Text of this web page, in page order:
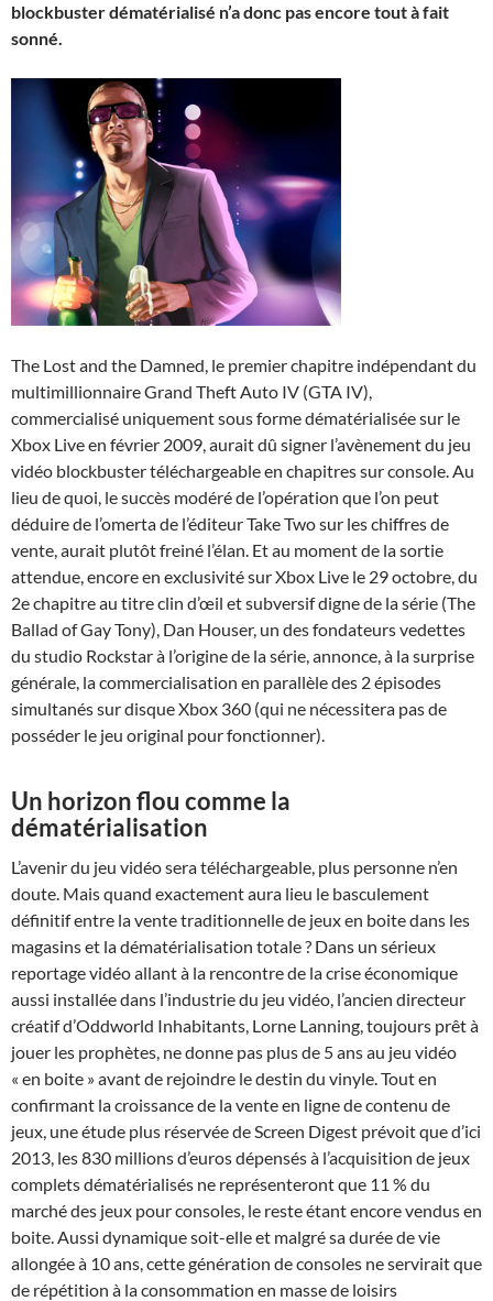
blockbuster dématérialisé n’a donc pas encore tout à fait
sonné.
The Lost and the Damned, le premier chapitre indépendant du
multimillionnaire Grand Theft Auto IV (GTA IV),
commercialisé uniquement sous forme dématérialisée sur le
Xbox Live en février 2009, aurait dû signer l’avènement du jeu
vidéo blockbuster téléchargeable en chapitres sur console. Au
lieu de quoi, le succès modéré de l’opération que l’on peut
déduire de l’omerta de l’éditeur Take Two sur les chiffres de
vente, aurait plutôt freiné l’élan. Et au moment de la sortie
attendue, encore en exclusivité sur Xbox Live le 29 octobre, du
2e chapitre au titre clin d’œil et subversif digne de la série (The
Ballad of Gay Tony), Dan Houser, un des fondateurs vedettes
du studio Rockstar à l’origine de la série, annonce, à la surprise
générale, la commercialisation en parallèle des 2 épisodes
simultanés sur disque Xbox 360 (qui ne nécessitera pas de
posséder le jeu original pour fonctionner).
Un horizon flou comme la
dématérialisation
L’avenir du jeu vidéo sera téléchargeable, plus personne n’en
doute. Mais quand exactement aura lieu le basculement
définitif entre la vente traditionnelle de jeux en boite dans les
magasins et la dématérialisation totale ? Dans un sérieux
reportage vidéo allant à la rencontre de la crise économique
aussi installée dans l’industrie du jeu vidéo, l’ancien directeur
créatif d’Oddworld Inhabitants, Lorne Lanning, toujours prêt à
jouer les prophètes, ne donne pas plus de 5 ans au jeu vidéo
« en boite » avant de rejoindre le destin du vinyle. Tout en
confirmant la croissance de la vente en ligne de contenu de
jeux, une étude plus réservée de Screen Digest prévoit que d’ici
2013, les 830 millions d’euros dépensés à l’acquisition de jeux
complets dématérialisés ne représenteront que 11 % du
marché des jeux pour consoles, le reste étant encore vendus en
boite. Aussi dynamique soit-elle et malgré sa durée de vie
allongée à 10 ans, cette génération de consoles ne servirait que
de répétition à la consommation en masse de loisirs